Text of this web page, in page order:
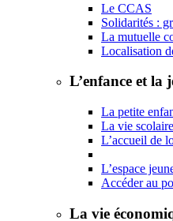
Le CCAS
Solidarités :
La mutuelle
Localisation
L’enfance et la
La petite
La vie scolaire
L’accueil de
L’espace
Accéder au
La vie